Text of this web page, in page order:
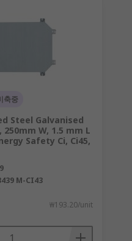
축중
Steel Galvanised
W, 1.5 mm L
Safety Ci, Ci45,
M-CI43
₩193.20/unit